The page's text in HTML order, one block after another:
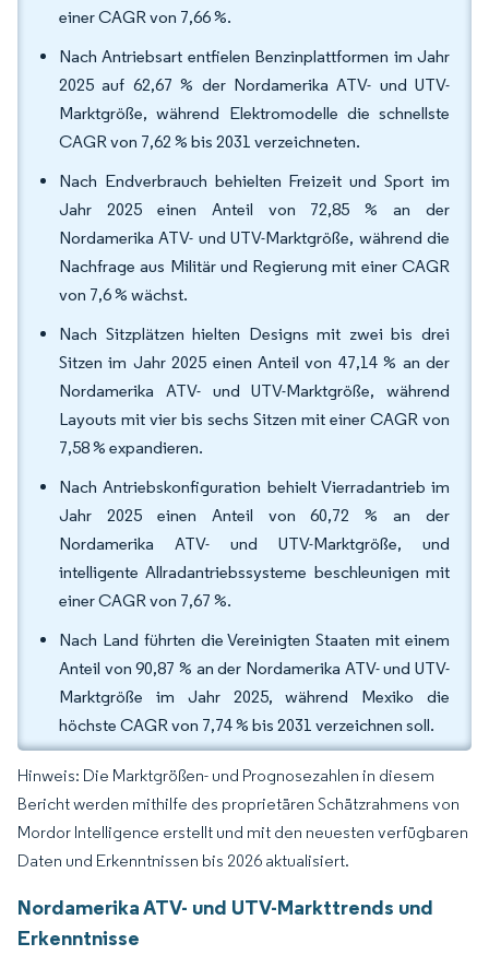
einer CAGR von 7,66 %.
Nach Antriebsart entfielen Benzinplattformen im Jahr
2025 auf 62,67 % der Nordamerika ATV- und UTV-
Marktgröße, während Elektromodelle die schnellste
CAGR von 7,62 % bis 2031 verzeichneten.
Nach Endverbrauch behielten Freizeit und Sport im
Jahr 2025 einen Anteil von 72,85 % an der
Nordamerika ATV- und UTV-Marktgröße, während die
Nachfrage aus Militär und Regierung mit einer CAGR
von 7,6 % wächst.
Nach Sitzplätzen hielten Designs mit zwei bis drei
Sitzen im Jahr 2025 einen Anteil von 47,14 % an der
Nordamerika ATV- und UTV-Marktgröße, während
Layouts mit vier bis sechs Sitzen mit einer CAGR von
7,58 % expandieren.
Nach Antriebskonfiguration behielt Vierradantrieb im
Jahr 2025 einen Anteil von 60,72 % an der
Nordamerika ATV- und UTV-Marktgröße, und
intelligente Allradantriebssysteme beschleunigen mit
einer CAGR von 7,67 %.
Nach Land führten die Vereinigten Staaten mit einem
Anteil von 90,87 % an der Nordamerika ATV- und UTV-
Marktgröße im Jahr 2025, während Mexiko die
höchste CAGR von 7,74 % bis 2031 verzeichnen soll.
Hinweis: Die Marktgrößen- und Prognosezahlen in diesem
Bericht werden mithilfe des proprietären Schätzrahmens von
Mordor Intelligence erstellt und mit den neuesten verfügbaren
Daten und Erkenntnissen bis 2026 aktualisiert.
Nordamerika ATV- und UTV-Markttrends und
Erkenntnisse